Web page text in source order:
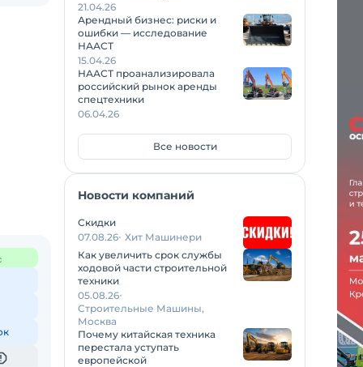
21.04.26
Арендный бизнес: риски и
ошибки — исследование
НААСТ
15.04.26
НААСТ проанализировала
российский рынок аренды
спецтехники
06.04.26
Все новости
Новости компаний
Скидки
07.08.26 Хит Машинери
Как увеличить срок службы
ходовой части строительной
техники
05.08.26
Строительные Машины,
Москва
Почему китайская техника
перестала уступать
европейской